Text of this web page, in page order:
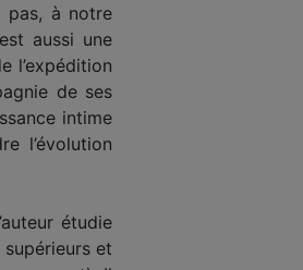
pas, à notre
aussi une
l’expédition
de ses
intime
l’évolution
étudie
et